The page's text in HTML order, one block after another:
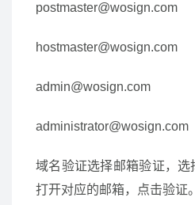
postmaster@wosign.com
hostmaster@wosign.com
admin@wosign.com
administrator@wosign.com
域名验证选择邮箱验证，选
打开对应的邮箱，点击验证。